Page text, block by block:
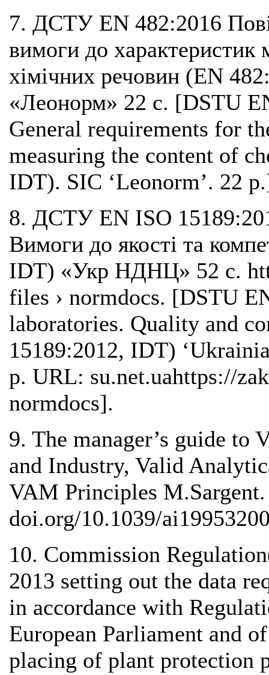
7. ДСТУ EN 482:2016
вимоги до характеристик
хімічних речовин (EN
«Леонорм» 22 с. [DSTU
General requirements for
measuring the content of
IDT). SIC ‘Leonorm’. 22
8. ДСТУ EN ISO
Вимоги до якості та
IDT) «Укр НДНЦ» 52 с.
files › normdocs. [DSTU
laboratories. Quality and
15189:2012, IDT)
p. URL: su.net.uahttps://
normdocs].
9. The manager’s guide
and Industry, Valid
VAM Principles
doi.org/10.1039/
10. Commission
2013 setting out the data
in accordance with
European Parliament and
placing of plant protection